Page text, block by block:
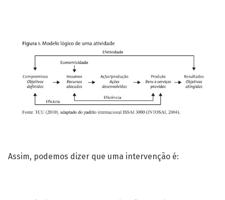
Assim, podemos dizer que uma intervenção é: